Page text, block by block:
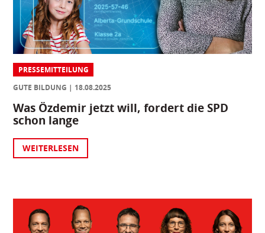
PRESSEMITTEILUNG
GUTE BILDUNG
18.08.2025
Was Özdemir jetzt will, fordert die SPD
schon lange
WEITERLESEN